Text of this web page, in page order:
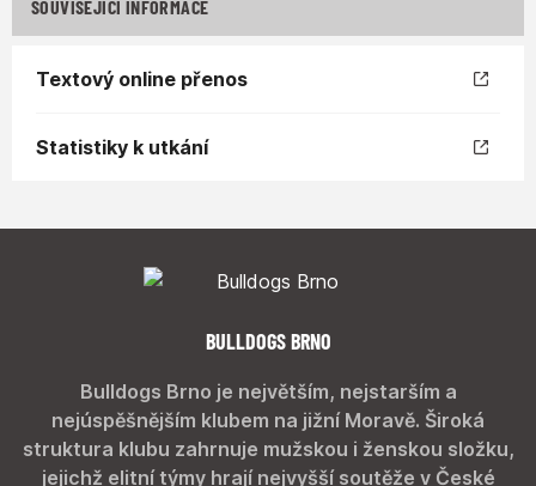
SOUVISEJÍCÍ INFORMACE
Textový online přenos
Statistiky k utkání
BULLDOGS BRNO
Bulldogs Brno je největším, nejstarším a
nejúspěšnějším klubem na jižní Moravě. Široká
struktura klubu zahrnuje mužskou i ženskou složku,
jejichž elitní týmy hrají nejvyšší soutěže v České